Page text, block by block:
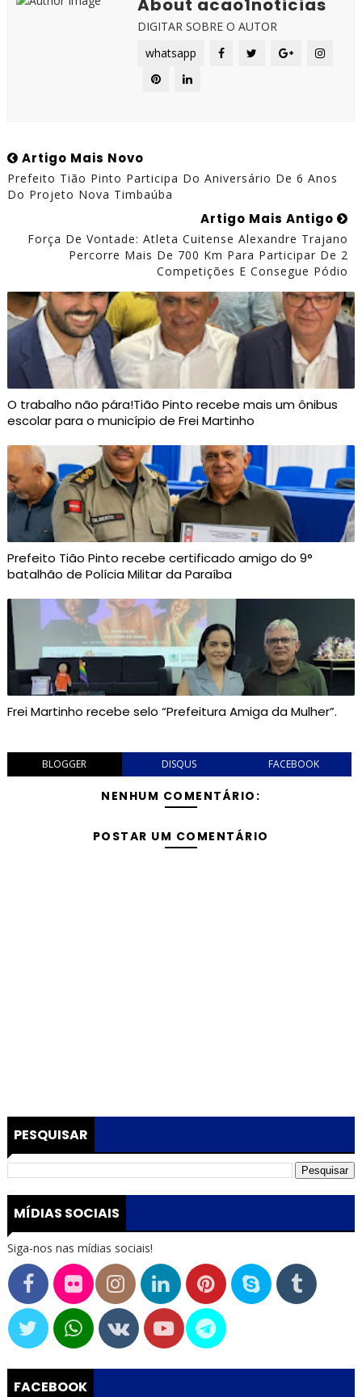
About acao1noticias
DIGITAR SOBRE O AUTOR
whatsapp
Artigo Mais Novo
Prefeito Tião Pinto Participa Do Aniversário De 6 Anos
Do Projeto Nova Timbaúba
Artigo Mais Antigo
Força De Vontade: Atleta Cuitense Alexandre Trajano
Percorre Mais De 700 Km Para Participar De 2
Competições E Consegue Pódio
O trabalho não pára!Tião Pinto recebe mais um ônibus
escolar para o município de Frei Martinho
Prefeito Tião Pinto recebe certificado amigo do 9°
batalhão de Polícia Militar da Paraíba
Frei Martinho recebe selo “Prefeitura Amiga da Mulher”.
BLOGGER DISQUS FACEBOOK
NENHUM COMENTÁRIO:
POSTAR UM COMENTÁRIO
PESQUISAR
MÍDIAS SOCIAIS
Siga-nos nas mídias sociais!
FACEBOOK